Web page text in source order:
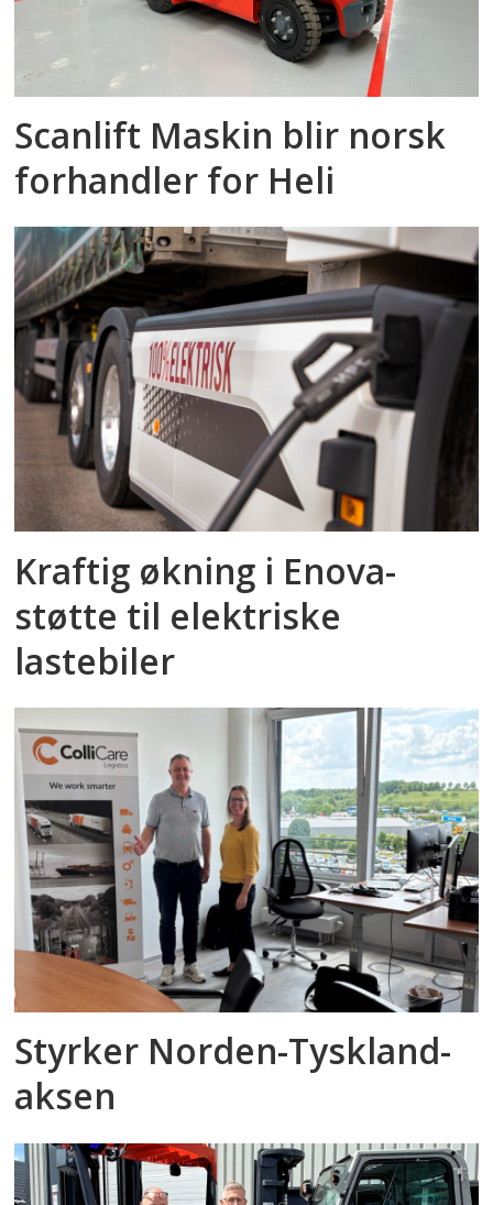
Scanlift Maskin blir norsk
forhandler for Heli
Kraftig økning i Enova-
støtte til elektriske
lastebiler
Styrker Norden-Tyskland-
aksen